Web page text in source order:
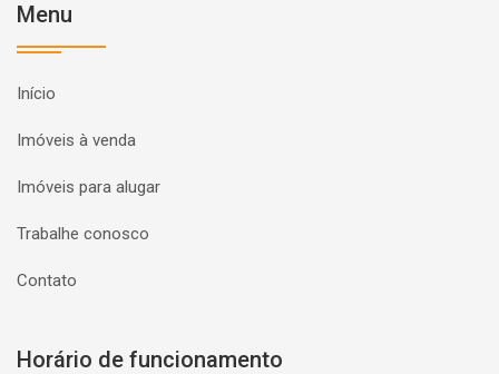
Menu
Início
Imóveis à venda
Imóveis para alugar
Trabalhe conosco
Contato
Horário de funcionamento